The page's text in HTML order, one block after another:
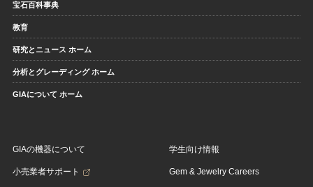
宝石百科事典
教育
研究とニュース ホーム
分析とグレーディング ホーム
GIAについて ホーム
GIAの機器について
小売業者サポート
学生向け情報
Gem & Jewelry Careers